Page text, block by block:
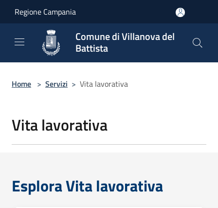
Regione Campania
Comune di Villanova del
Battista
Home > Servizi > Vita lavorativa
Vita lavorativa
Esplora Vita lavorativa